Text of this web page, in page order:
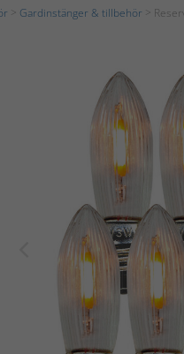
Gardinstänger & tillbehör >